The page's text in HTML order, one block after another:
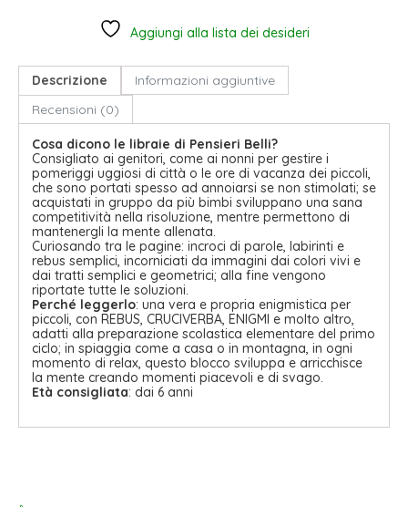
Aggiungi alla lista dei desideri
Descrizione
Informazioni aggiuntive
Recensioni (0)
Cosa dicono le libraie di Pensieri Belli?
Consigliato ai genitori, come ai nonni per gestire i
pomeriggi uggiosi di città o le ore di vacanza dei piccoli,
che sono portati spesso ad annoiarsi se non stimolati; se
acquistati in gruppo da più bimbi sviluppano una sana
competitività nella risoluzione, mentre permettono di
mantenergli la mente allenata.
Curiosando tra le pagine: incroci di parole, labirinti e
rebus semplici, incorniciati da immagini dai colori vivi e
dai tratti semplici e geometrici; alla fine vengono
riportate tutte le soluzioni.
Perché leggerlo: una vera e propria enigmistica per
piccoli, con REBUS, CRUCIVERBA, ENIGMI e molto altro,
adatti alla preparazione scolastica elementare del primo
ciclo; in spiaggia come a casa o in montagna, in ogni
momento di relax, questo blocco sviluppa e arricchisce
la mente creando momenti piacevoli e di svago.
Età consigliata: dai 6 anni